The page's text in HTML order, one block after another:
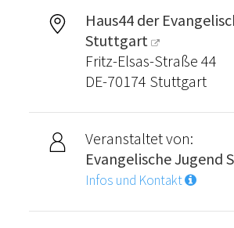
Haus44 der
Stuttgart
Fritz-Elsas-Straße 44
DE-70174 Stuttgart
Veranstaltet von:
Evangelische Jugend
Infos und Kontakt